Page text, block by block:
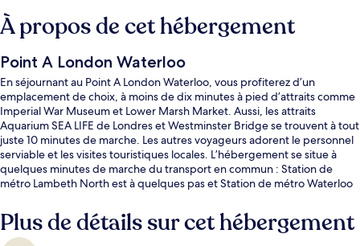
À propos de cet hébergement
Point A London Waterloo
En séjournant au Point A London Waterloo, vous profiterez d’un
emplacement de choix, à moins de dix minutes à pied d’attraits comme
Imperial War Museum et Lower Marsh Market. Aussi, les attraits
Aquarium SEA LIFE de Londres et Westminster Bridge se trouvent à tout
juste 10 minutes de marche. Les autres voyageurs adorent le personnel
serviable et les visites touristiques locales. L’hébergement se situe à
quelques minutes de marche du transport en commun : Station de
métro Lambeth North est à quelques pas et Station de métro Waterloo
Plus de détails sur cet hébergement